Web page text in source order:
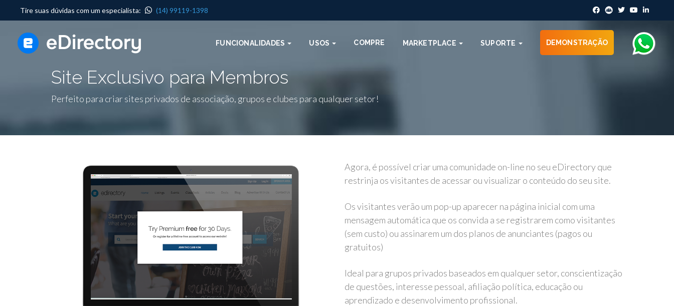
Tire suas dúvidas com um especialista: (14) 99119-1398
FUNCIONALIDADES USOS COMPRE MARKETPLACE SUPORTE DEMONSTRAÇÃO
Site Exclusivo para Membros
Perfeito para criar sites privados de associação, grupos e clubes para qualquer setor!
Agora, é possível criar uma comunidade on-line no seu eDirectory que
restrinja os visitantes de acessar ou visualizar o conteúdo do seu site.
Os visitantes verão um pop-up aparecer na página inicial com uma
mensagem automática que os convida a se registrarem como visitantes
(sem custo) ou assinarem um dos planos de anunciantes (pagos ou
gratuitos)
Ideal para grupos privados baseados em qualquer setor, conscientização
de questões, interesse pessoal, afiliação política, educação ou
aprendizado e desenvolvimento profissional.